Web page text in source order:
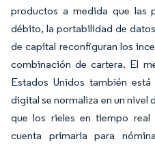
productos a medida que las
débito, la portabilidad de
de capital reconfiguran los
combinación de cartera. El
Estados Unidos también
digital se normaliza en un nivel
que los rieles en tiempo real
cuenta primaria para